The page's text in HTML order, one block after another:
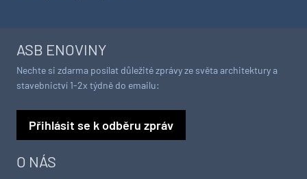
O NÁS
ASB ENOVINY
Nechte si zdarma posílat důležité zprávy ze světa architektury a
stavebnictví 1-2x týdně do emailu:
Přihlásit se k odběru zpráv